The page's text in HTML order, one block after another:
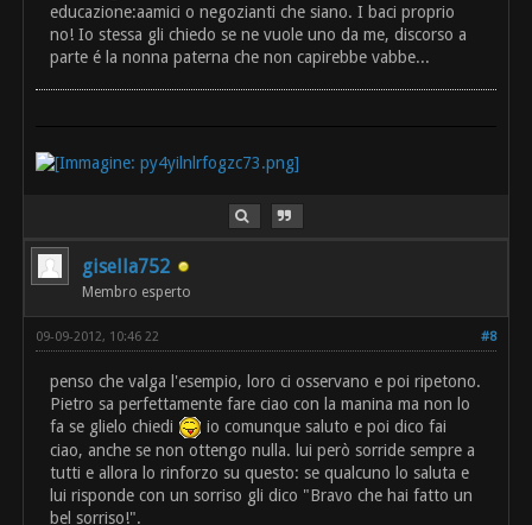
educazione:aamici o negozianti che siano. I baci proprio
no! Io stessa gli chiedo se ne vuole uno da me, discorso a
parte é la nonna paterna che non capirebbe vabbe...
gisella752
Membro esperto
#8
09-09-2012, 10:46 22
penso che valga l'esempio, loro ci osservano e poi ripetono.
Pietro sa perfettamente fare ciao con la manina ma non lo
fa se glielo chiedi
io comunque saluto e poi dico fai
ciao, anche se non ottengo nulla. lui però sorride sempre a
tutti e allora lo rinforzo su questo: se qualcuno lo saluta e
lui risponde con un sorriso gli dico "Bravo che hai fatto un
bel sorriso!".